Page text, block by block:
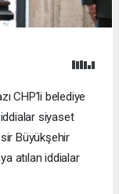
CHP'li belediye
siyaset
Büyükşehir
atılan iddialar